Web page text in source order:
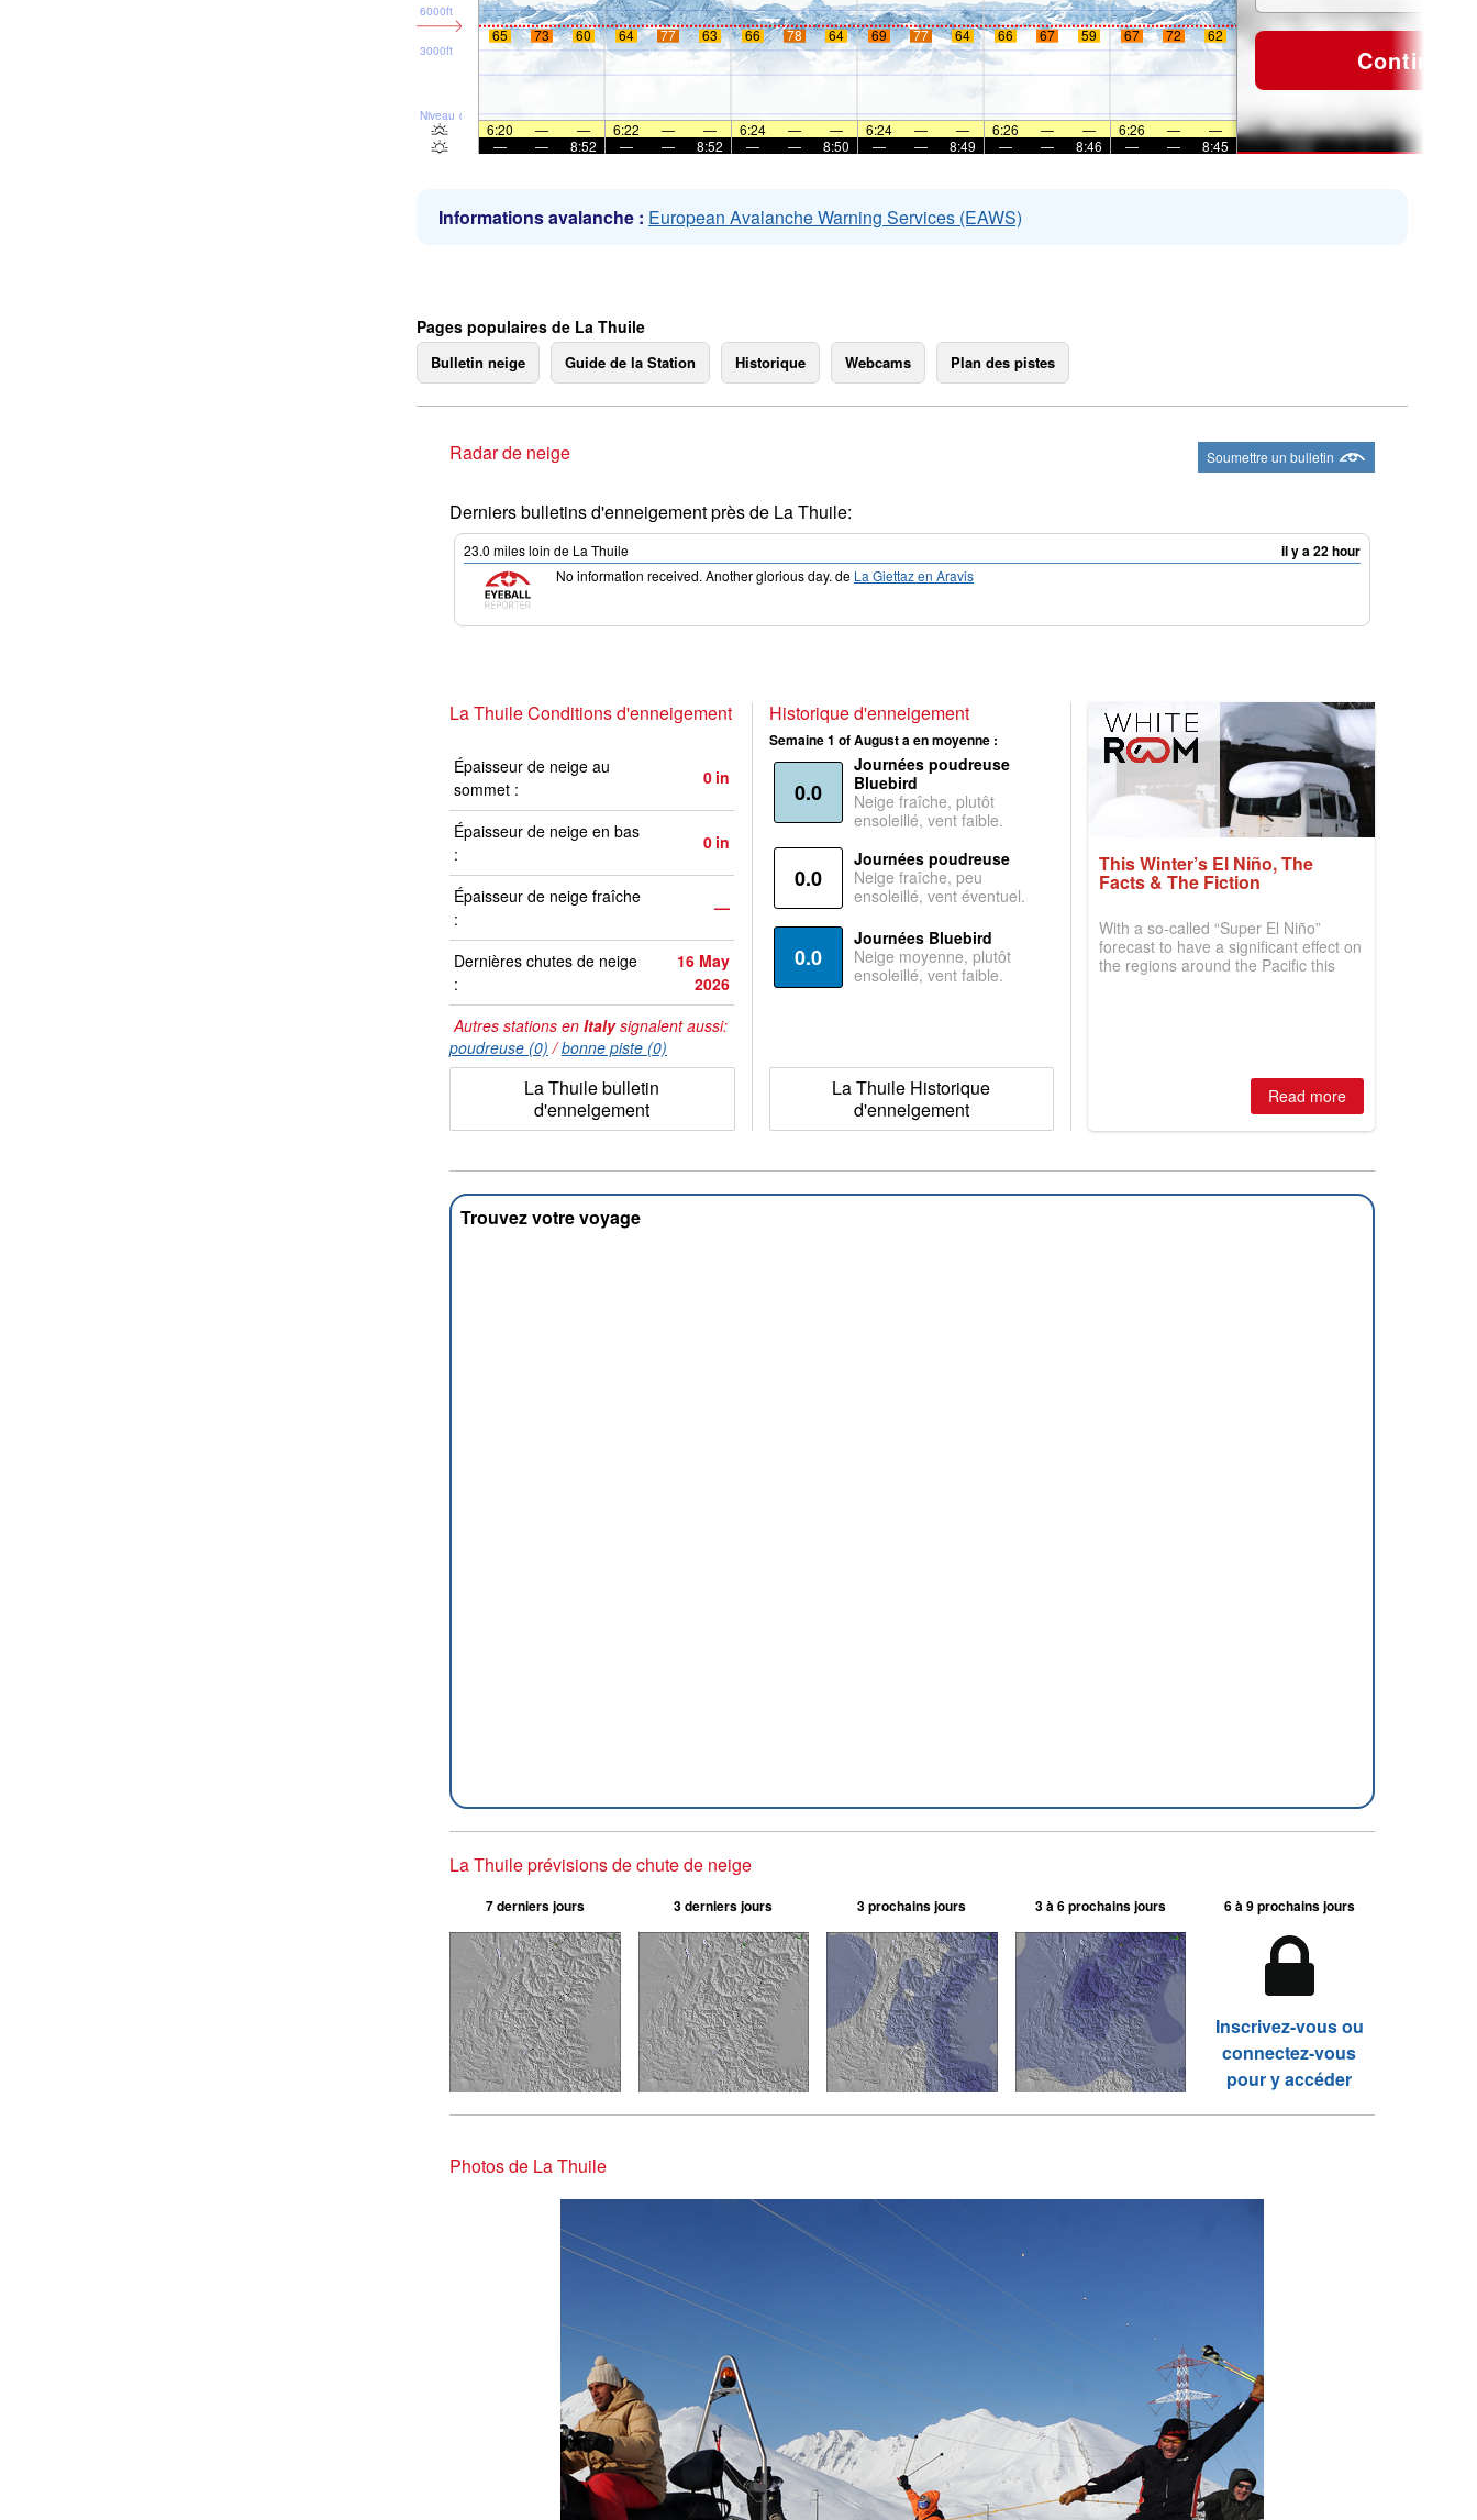
Niveau de la mer
3000ft
6000ft
65 73 60 64 77 63 66 78 64 69 77 64 66 67 59 67 72 62
6:20 — — 6:22 — — 6:24 — — 6:24 — — 6:26 — — 6:26 —
—
—
— 8:52 — — 8:52 — — 8:50 — — 8:49 — — 8:46 — — 8:45
Continuer
Informations avalanche : European Avalanche Warning Services (EAWS)
Pages populaires de La Thuile
Bulletin neige Guide de la Station Historique Webcams Plan des pistes
Radar de neige Soumettre un bulletin
Derniers bulletins d'enneigement près de La Thuile:
23.0 milesloin de La Thuile il y a 22 hour
No information received. Another glorious day. de La Giettaz en Aravis
La Thuile Conditions d'enneigement
Épaisseur de neige au
sommet :
0 in
Épaisseur de neige en bas
:
0 in
Épaisseur de neige fraîche
:
—
Dernières chutes de neige
:
16 May
2026
Autres stations en Italysignalent aussi:
poudreuse (0) /bonne piste (0)
La Thuile bulletin
d'enneigement
Historique d'enneigement
Semaine 1 of August a en moyenne :
0.0
Journées poudreuse
Bluebird
Neige fraîche, plutôt
ensoleillé, vent faible.
0.0
Journées poudreuse
Neige fraîche, peu
ensoleillé, vent éventuel.
0.0
Journées Bluebird
Neige moyenne, plutôt
ensoleillé, vent faible.
La Thuile Historique
d'enneigement
This Winter’s El Niño, The
Facts & The Fiction
With a so-called “Super El Niño”
forecast to have a significant effect on
the regions around the Pacific this
Read more
Trouvez votre voyage
La Thuile prévisions de chute de neige
7 derniers jours 3 derniers jours 3 prochains jours 3 à 6 prochains jours 6 à 9 prochains jours
Inscrivez-vous ou
connectez-vous
pour y accéder
Photos de La Thuile